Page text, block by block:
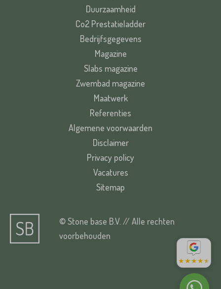
★★★★★
Duurzaamheid
Co2 Prestatieladder
Bedrijfsgegevens
Magazine
Slabs magazine
Zwembad magazine
Maatwerk
Referenties
Algemene voorwaarden
Disclaimer
Privacy policy
Vacatures
Sitemap
© Stone base B.V. // Alle rechten
voorbehouden